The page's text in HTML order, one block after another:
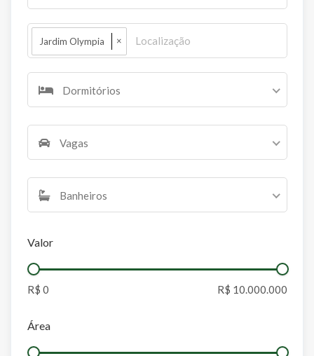
Jardim Olympia ×
Dormitórios
Vagas
Banheiros
Valor
Área